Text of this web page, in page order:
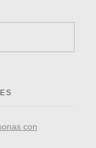
con